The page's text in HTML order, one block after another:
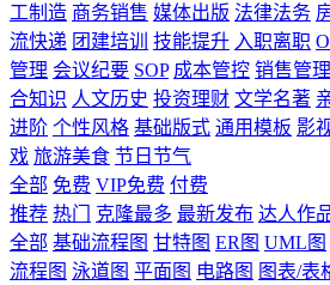
工制造 商务销售 媒体出版 法律法务
流快递 团建培训 技能提升 入职离职
管理 会议纪要 SOP 成本管控 销售管理
合知识 人文历史 投资理财 文学名著
进阶 个性风格 基础版式 通用模板 影
戏 旅游美食 节日节气
全部 免费 VIP免费 付费
推荐 热门 克隆最多 最新发布 达人作
全部 基础流程图 甘特图 ER图 UML图
流程图 泳道图 平面图 电路图 图表/表